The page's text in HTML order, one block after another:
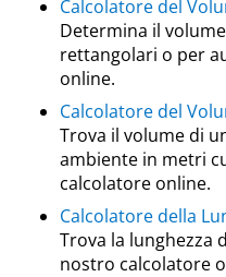
Calcolatore del
Determina il
rettangolari o per
online.
Calcolatore del
Trova il volume di
ambiente in metri
calcolatore online.
Calcolatore della
Trova la lunghezza
nostro calcolatore